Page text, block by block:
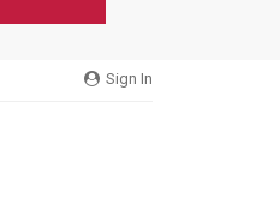
Sign In